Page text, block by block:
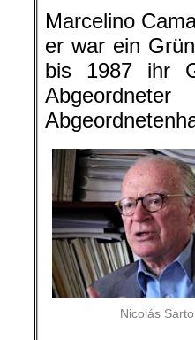
Marcelino
er war ein
bis 1987 ihr
Nicolás